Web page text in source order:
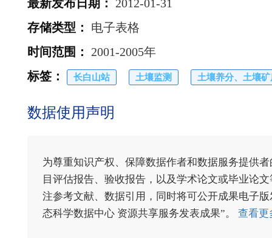
最新发布日期 ：
2012-01-31
存储类型 ：
电子表格
时间范围 ：
2001-2005年
标签 ： 长白山站 土壤监测 土壤养分、土壤
数据使用声明
为尊重知识产权、保障数据作者和数据服务提供
目评估报告、验收报告，以及学术论文或毕业论
注参考文献、数据引用，同时将可公开成果电子
态科学数据中心 资源共享服务发表成果”。 查看